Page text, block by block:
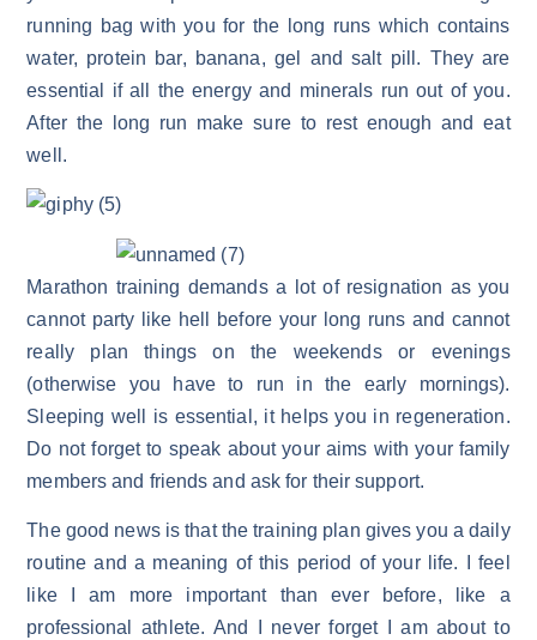
running bag with you for the long runs which contains
water, protein bar, banana, gel and salt pill. They are
essential if all the energy and minerals run out of you.
After the long run make sure to rest enough and eat
well.
Marathon training demands a lot of resignation as you
cannot party like hell before your long runs and cannot
really plan things on the weekends or evenings
(otherwise you have to run in the early mornings).
Sleeping well is essential, it helps you in regeneration.
Do not forget to speak about your aims with your family
members and friends and ask for their support.
The good news is that the training plan gives you a daily
routine and a meaning of this period of your life. I feel
like I am more important than ever before, like a
professional athlete. And I never forget I am about to